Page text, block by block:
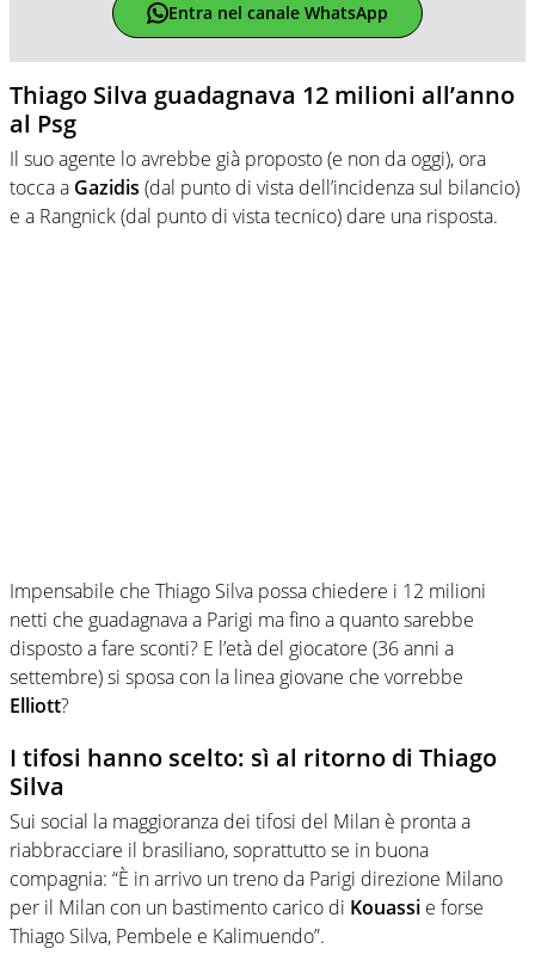
Entra nel canale WhatsApp
Thiago Silva guadagnava 12 milioni all’anno
al Psg
Il suo agente lo avrebbe già proposto (e non da oggi), ora
tocca a Gazidis (dal punto di vista dell’incidenza sul bilancio)
e a Rangnick (dal punto di vista tecnico) dare una risposta.
Impensabile che Thiago Silva possa chiedere i 12 milioni
netti che guadagnava a Parigi ma fino a quanto sarebbe
disposto a fare sconti? E l’età del giocatore (36 anni a
settembre) si sposa con la linea giovane che vorrebbe
Elliott?
I tifosi hanno scelto: sì al ritorno di Thiago
Silva
Sui social la maggioranza dei tifosi del Milan è pronta a
riabbracciare il brasiliano, soprattutto se in buona
compagnia: “È in arrivo un treno da Parigi direzione Milano
per il Milan con un bastimento carico di Kouassi e forse
Thiago Silva, Pembele e Kalimuendo”.